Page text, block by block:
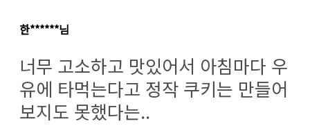
한******님
너무 고소하고 맛있어서 아침마다 우
유에 타먹는다고 정작 쿠키는 만들어
보지도 못했다는..